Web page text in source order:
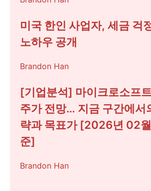
미국 한인 사업자, 세금 걱
노하우 공개
Brandon Han
[기업분석] 마이크로소프
주가 전망… 지금 구간에서
략과 목표가 [2026년 02
준]
Brandon Han